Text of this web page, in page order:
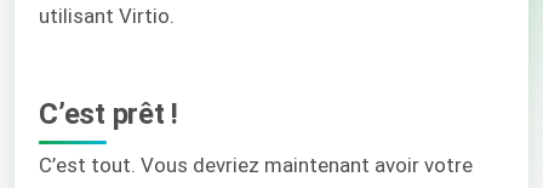
utilisant Virtio.
C’est prêt !
C’est tout. Vous devriez maintenant avoir votre